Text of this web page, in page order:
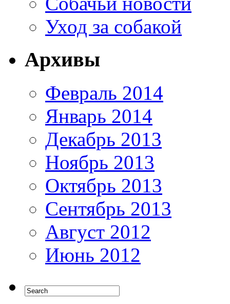
Уход за собакой
Архивы
Февраль 2014
Январь 2014
Декабрь 2013
Ноябрь 2013
Октябрь 2013
Сентябрь 2013
Август 2012
Июнь 2012